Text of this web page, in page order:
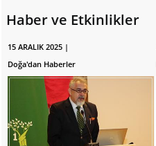
Haber ve Etkinlikler
15 ARALIK 2025 |
Doğa'dan Haberler